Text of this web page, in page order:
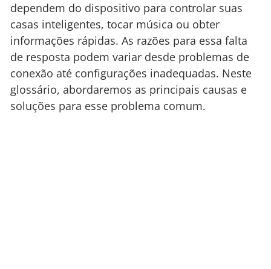
dependem do dispositivo para controlar suas
casas inteligentes, tocar música ou obter
informações rápidas. As razões para essa falta
de resposta podem variar desde problemas de
conexão até configurações inadequadas. Neste
glossário, abordaremos as principais causas e
soluções para esse problema comum.